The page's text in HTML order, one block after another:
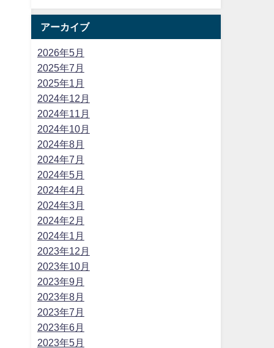
アーカイブ
2026年5月
2025年7月
2025年1月
2024年12月
2024年11月
2024年10月
2024年8月
2024年7月
2024年5月
2024年4月
2024年3月
2024年2月
2024年1月
2023年12月
2023年10月
2023年9月
2023年8月
2023年7月
2023年6月
2023年5月